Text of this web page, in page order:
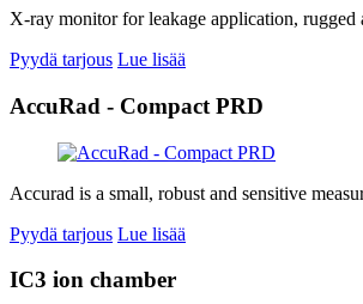
X-ray monitor for leakage application,
Pyydä tarjous Lue lisää
AccuRad - Compact PRD
Accurad is a small, robust and sensitive
Pyydä tarjous Lue lisää
IC3 ion chamber